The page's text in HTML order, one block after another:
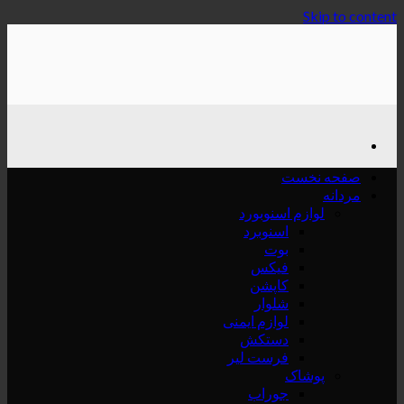
Skip to content
صفحه نخست
مردانه
لوازم اسنوبورد
اسنوبرد
بوت
فیکس
کاپشن
شلوار
لوازم ایمنی
دستکش
فرست لیر
پوشاک
جوراب